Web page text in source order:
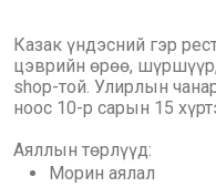
Казак үндэсний гэр
цэврийн өрөө, шүршүүр,
shop-той. Улирлын
ноос 10-р сарын 15
Аяллын төрлүүд:
Морин аялал